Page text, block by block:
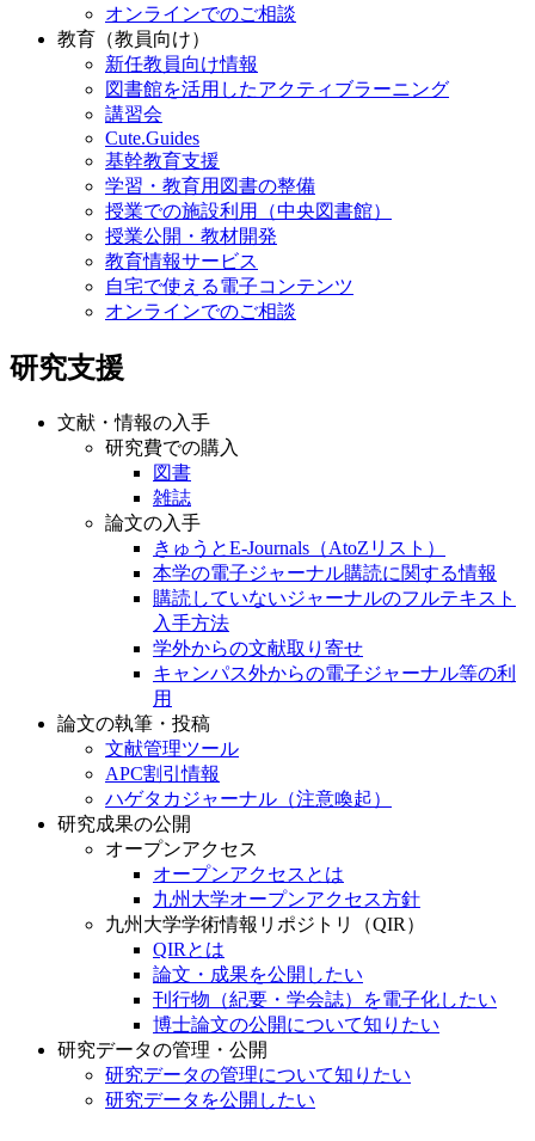
オンラインでのご相談
教育（教員向け）
新任教員向け情報
図書館を活用したアクティブラーニング
講習会
Cute.Guides
基幹教育支援
学習・教育用図書の整備
授業での施設利用（中央図書館）
授業公開・教材開発
教育情報サービス
自宅で使える電子コンテンツ
オンラインでのご相談
研究支援
文献・情報の入手
研究費での購入
図書
雑誌
論文の入手
きゅうとE-Journals（AtoZリスト）
本学の電子ジャーナル購読に関する情報
購読していないジャーナルのフルテキスト
入手方法
学外からの文献取り寄せ
キャンパス外からの電子ジャーナル等の利
用
論文の執筆・投稿
文献管理ツール
APC割引情報
ハゲタカジャーナル（注意喚起）
研究成果の公開
オープンアクセス
オープンアクセスとは
九州大学オープンアクセス方針
九州大学学術情報リポジトリ（QIR）
QIRとは
論文・成果を公開したい
刊行物（紀要・学会誌）を電子化したい
博士論文の公開について知りたい
研究データの管理・公開
研究データの管理について知りたい
研究データを公開したい